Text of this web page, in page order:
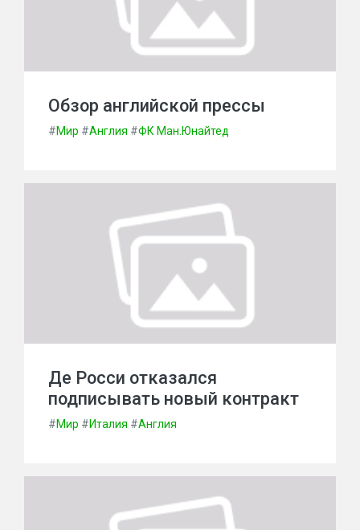
Обзор английской прессы
#Мир #Англия #ФК Ман.Юнайтед
Де Росси отказался
подписывать новый контракт
#Мир #Италия #Англия